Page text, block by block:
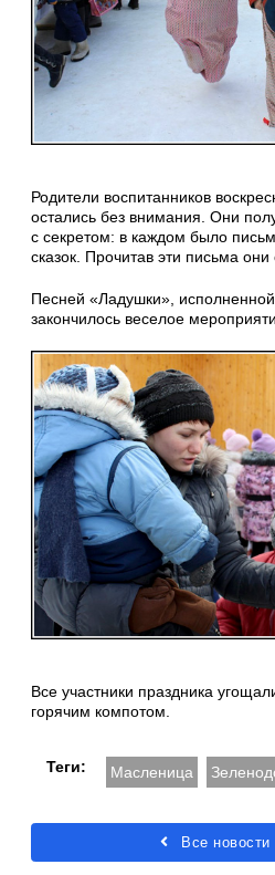
Родители воспитанников
остались без внимания. Они
с секретом: в каждом было
сказок. Прочитав эти письма они
Песней «Ладушки»,
закончилось веселое
Все участники праздника
горячим компотом.
Теги: Масленица
Все